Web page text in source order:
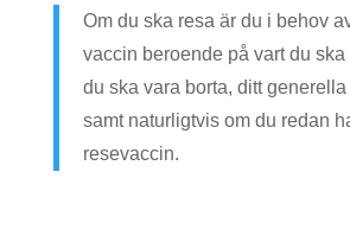
Om du ska resa är du i behov
vaccin beroende på vart du
du ska vara borta, ditt
samt naturligtvis om du redan
resevaccin.